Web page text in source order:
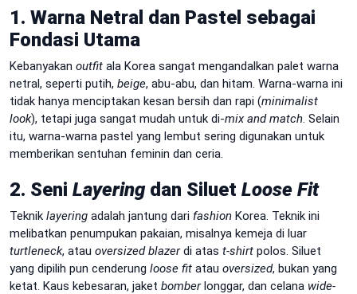
1. Warna Netral dan Pastel sebagai
Fondasi Utama
Kebanyakan outfit ala Korea sangat mengandalkan palet warna
netral, seperti putih, beige, abu-abu, dan hitam. Warna-warna ini
tidak hanya menciptakan kesan bersih dan rapi (minimalist
look), tetapi juga sangat mudah untuk di-mix and match . Selain
itu, warna-warna pastel yang lembut sering digunakan untuk
memberikan sentuhan feminin dan ceria.
2. Seni Layeringdan Siluet Loose Fit
Teknik layering adalah jantung dari fashion Korea. Teknik ini
melibatkan penumpukan pakaian, misalnya kemeja di luar
turtleneck, atau oversized blazerdi atas t-shirt polos. Siluet
yang dipilih pun cenderung loose fit atau oversized, bukan yang
ketat. Kaus kebesaran, jaket bomberlonggar, dan celana wide-